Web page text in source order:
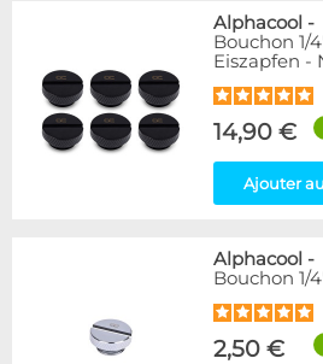
Disponibilité / Promotions
Articles en promotions
Appliquer
Alphacool -
Bouchon 1/
Eiszapfen -
14,90 €
Ajouter
Alphacool -
Bouchon 1/
2,50 €